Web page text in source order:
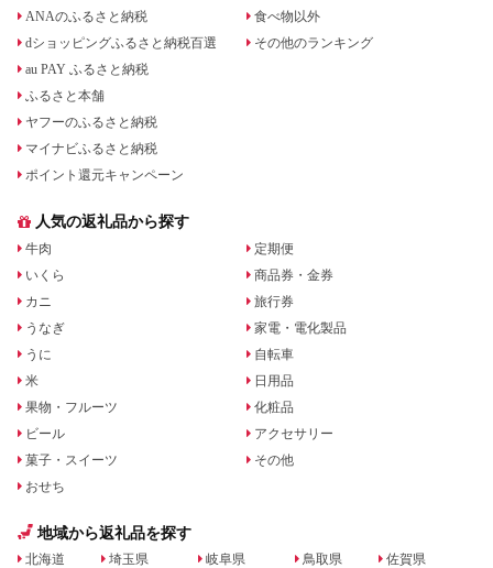
ANAのふるさと納税
dショッピングふるさと納税百選
au PAY ふるさと納税
ふるさと本舗
ヤフーのふるさと納税
マイナビふるさと納税
ポイント還元キャンペーン
食べ物以外
その他のランキング
人気の返礼品から探す
牛肉
いくら
カニ
うなぎ
うに
米
果物・フルーツ
ビール
菓子・スイーツ
おせち
定期便
商品券・金券
旅行券
家電・電化製品
自転車
日用品
化粧品
アクセサリー
その他
地域から返礼品を探す
北海道 埼玉県 岐阜県 鳥取県 佐賀県